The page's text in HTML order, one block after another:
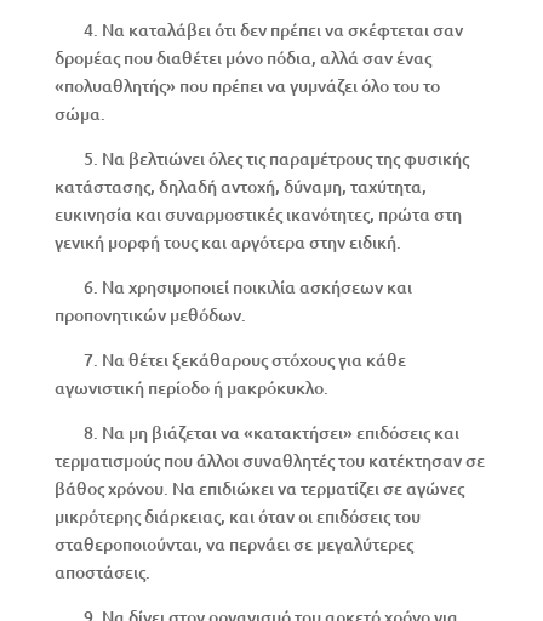
4. Να καταλάβει ότι δεν πρέπει να σκέφτεται σαν
δρομέας που διαθέτει μόνο πόδια, αλλά σαν ένας
«πολυαθλητής» που πρέπει να γυμνάζει όλο του το
σώμα.
5. Να βελτιώνει όλες τις παραμέτρους της φυσικής
κατάστασης, δηλαδή αντοχή, δύναμη, ταχύτητα,
ευκινησία και συναρμοστικές ικανότητες, πρώτα στη
γενική μορφή τους και αργότερα στην ειδική.
6. Να χρησιμοποιεί ποικιλία ασκήσεων και
προπονητικών μεθόδων.
7. Να θέτει ξεκάθαρους στόχους για κάθε
αγωνιστική περίοδο ή μακρόκυκλο.
8. Να μη βιάζεται να «κατακτήσει» επιδόσεις και
τερματισμούς που άλλοι συναθλητές του κατέκτησαν σε
βάθος χρόνου. Να επιδιώκει να τερματίζει σε αγώνες
μικρότερης διάρκειας, και όταν οι επιδόσεις του
σταθεροποιούνται, να περνάει σε μεγαλύτερες
αποστάσεις.